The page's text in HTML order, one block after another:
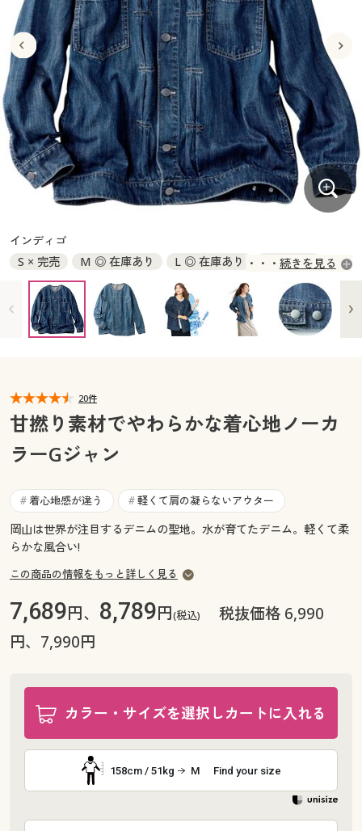
寝具・ベッド
カーテン・ラグ・ファブリック
美容・健康・サプリメント
制服・スクールすべて
制服・学生服
ジュニア・ティーンズ下着
大きいサイズ
大きいサイズ通販すべて
大きいサイズ レディース服
大きいサイズ レディース下着
大きいサイズ メンズ
大きいサイズ 事務・制服
バーゲン
バーゲンセール
シークレットセール
詳細検索
商品カテゴリ一覧
カタログ
カタログ・チラシからのご注文
デジタルカタログ
カタログ無料プレゼント
マイページ
閲覧履歴
お気に入り
サポート
ご利用ガイド
よくある質問とお問い合わせ
カーテン・ラグ・ファブリック
制服・学生服
ジュニア・ティーンズ下着
大きいサイズ通販すべて
大きいサイズ レディース服
大きいサイズ レディース下着
大きいサイズ メンズ
大きいサイズ 事務・制服
バーゲン
バーゲンセール
シークレットセール
詳細検索
商品カテゴリ一覧
カタログ
カタログ・チラシからのご注文
カタログ無料プレゼント
会員メニュー
閲覧履歴
お気に入り
ご利用ガイド
よくある質問とお問い合わせ
インディゴ
S × 完売
M ◎ 在庫あり L ◎ 在庫あり
LL × 完売
3L × 完売
続きを見る
20件
甘撚り素材でやわらかな着心地ノーカ
ラーGジャン
# 着心地感が違う # 軽くて肩の凝らないアウター
岡山は世界が注目するデニムの聖地。水が育てたデニム。軽くて柔
らかな風合い!
この商品の情報をもっと詳しく見る
7,689円、 8,789円(税込)
税抜価格 6,990
円、7,990円
カラー・サイズを選択しカートに入れる
158cm / 51kg M Find your size